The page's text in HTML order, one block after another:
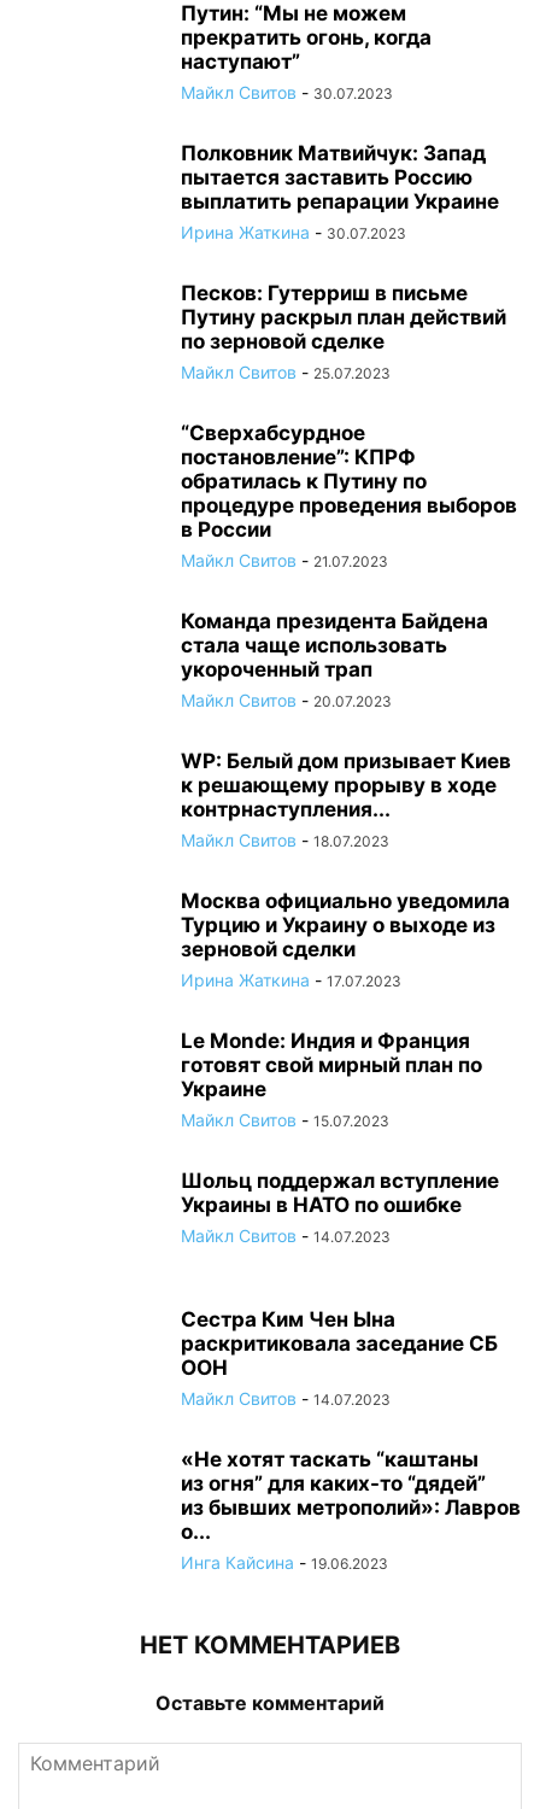
Путин: “Мы не можем
прекратить огонь, когда
наступают”
Майкл Свитов - 30.07.2023
Полковник Матвийчук: Запад
пытается заставить Россию
выплатить репарации Украине
Ирина Жаткина - 30.07.2023
Песков: Гутерриш в письме
Путину раскрыл план действий
по зерновой сделке
Майкл Свитов - 25.07.2023
“Сверхабсурдное
постановление”: КПРФ
обратилась к Путину по
процедуре проведения выборов
в России
Майкл Свитов - 21.07.2023
Команда президента Байдена
стала чаще использовать
укороченный трап
Майкл Свитов - 20.07.2023
WP: Белый дом призывает Киев
к решающему прорыву в ходе
контрнаступления...
Майкл Свитов - 18.07.2023
Москва официально уведомила
Турцию и Украину о выходе из
зерновой сделки
Ирина Жаткина - 17.07.2023
Le Monde: Индия и Франция
готовят свой мирный план по
Украине
Майкл Свитов - 15.07.2023
Шольц поддержал вступление
Украины в НАТО по ошибке
Майкл Свитов - 14.07.2023
Сестра Ким Чен Ына
раскритиковала заседание СБ
ООН
Майкл Свитов - 14.07.2023
«Не хотят таскать “каштаны
из огня” для каких-то “дядей”
из бывших метрополий»: Лавров
о...
Инга Кайсина - 19.06.2023
НЕТ КОММЕНТАРИЕВ
Оставьте комментарий